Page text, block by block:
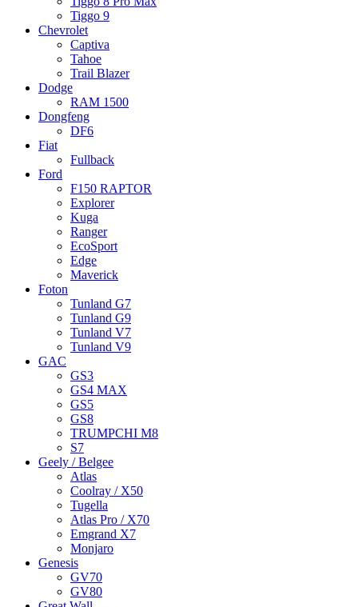
Tiggo 9
Chevrolet
Captiva
Tahoe
Trail Blazer
Dodge
RAM 1500
Dongfeng
DF6
Fiat
Fullback
Ford
F150 RAPTOR
Explorer
Kuga
Ranger
EcoSport
Edge
Maverick
Foton
Tunland G7
Tunland G9
Tunland V7
Tunland V9
GAC
GS3
GS4 MAX
GS5
GS8
TRUMPCHI M8
S7
Geely / Belgee
Atlas
Coolray / X50
Tugella
Atlas Pro / X70
Emgrand X7
Monjaro
Genesis
GV70
GV80